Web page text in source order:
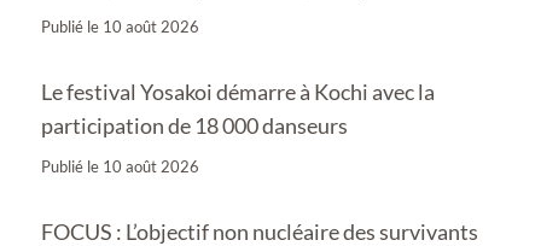
Publié le 10 août 2026
Le festival Yosakoi démarre à Kochi avec la
participation de 18 000 danseurs
Publié le 10 août 2026
FOCUS : L’objectif non nucléaire des survivants